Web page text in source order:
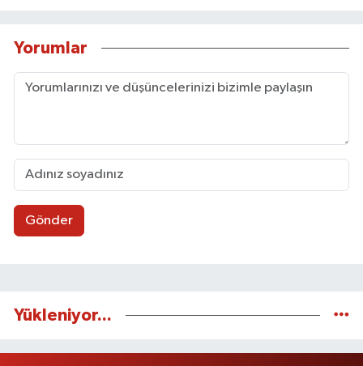
Yorumlar
Gönder
Yükleniyor...